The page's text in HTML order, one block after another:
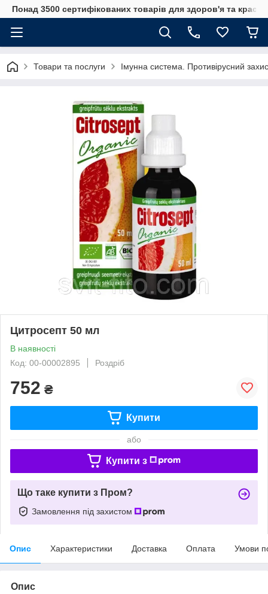
Понад 3500 сертифікованих товарів для здоров'я та краси
Товари та послуги Імунна система. Противірусний
Цитросепт 50 мл
В наявності
Код: 00-00002895
Роздріб
752 ₴
Купити
або
Купити з
Що таке купити з Пром?
Замовлення під захистом
Опис Характеристики Доставка Оплата Умови
Опис